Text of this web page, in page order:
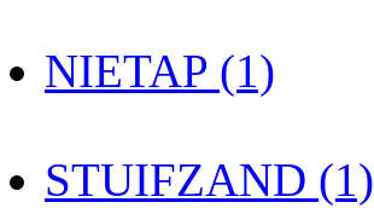
NIETAP (1)
STUIFZAND (1)